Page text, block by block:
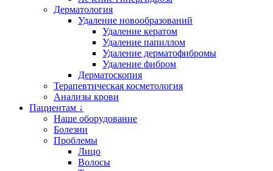
Дерматология
Удаление новообразований
Удаление кератом
Удаление папиллом
Удаление дерматофибромы
Удаление фибром
Дерматоскопия
Терапевтическая косметология
Анализы крови
Пациентам ↓
Наше оборудование
Болезни
Проблемы
Лицо
Волосы